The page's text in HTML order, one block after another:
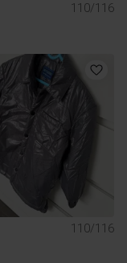
110/116
110/116